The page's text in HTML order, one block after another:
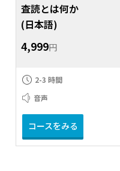
査読とは何か
(日本語)
4,999円
2-3 時間
音声
コースをみる